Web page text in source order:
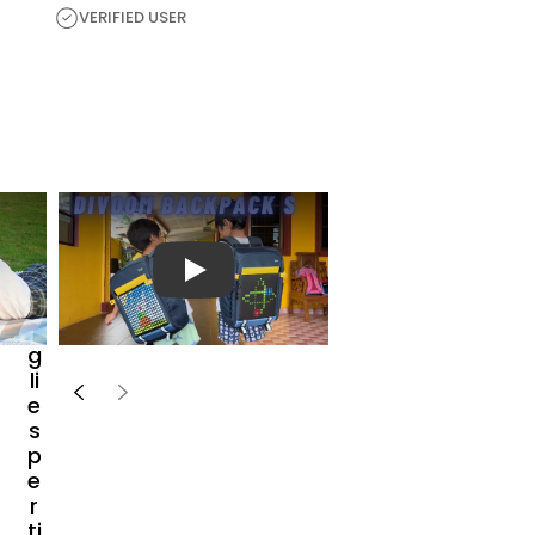
VERIFIED USER
A
s
c
o
lt
a
g
li
e
s
p
e
r
播放视频